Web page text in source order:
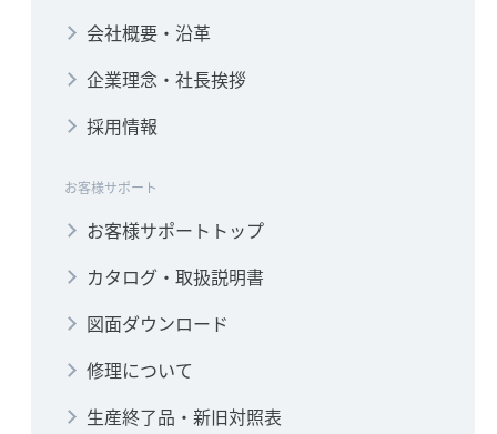
会社概要・沿革
企業理念・社長挨拶
採用情報
お客様サポート
お客様サポートトップ
カタログ・取扱説明書
図面ダウンロード
修理について
生産終了品・新旧対照表